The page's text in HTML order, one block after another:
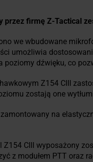
przez firmę Z-Tactical
we wbudowane
umożliwia
poziomy dźwięku, co
Z154 CIII
zostają one
na
Z154 CIII wyposażony
z modułem PTT oraz